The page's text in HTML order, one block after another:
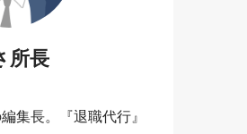
所長
集長。『退職代行』